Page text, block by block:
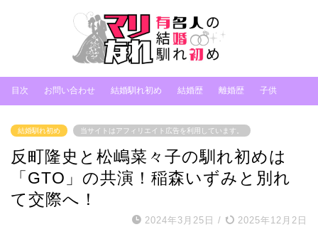
目次 お問い合わせ 結婚馴れ初め 結婚歴 離婚歴 子供
結婚馴れ初め 当サイトはアフィリエイト広告を利用しています。
反町隆史と松嶋菜々子の馴れ初めは
「GTO」の共演！稲森いずみと別れ
て交際へ！
2024年3月25日 / 2025年12月2日